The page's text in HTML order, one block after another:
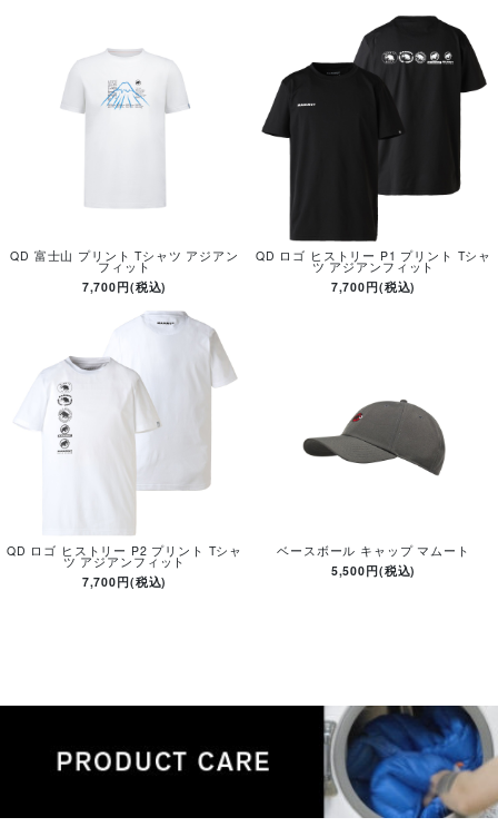
QD 富士山 プリント Tシャツ アジアン
フィット
7,700円(税込)
QD ロゴ ヒストリー P1 プリント Tシャ
ツ アジアンフィット
7,700円(税込)
QD ロゴ ヒストリー P2 プリント Tシャ
ツ アジアンフィット
7,700円(税込)
ベースボール キャップ マムート
5,500円(税込)